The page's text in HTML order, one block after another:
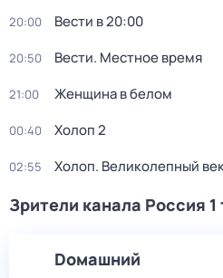
20:00 Вести в 20:00
20:50 Вести. Местное время
21:00 Женщина в белом
00:40 Холоп 2
02:55 Холоп. Великолепный
Зрители канала Россия
Dомашний